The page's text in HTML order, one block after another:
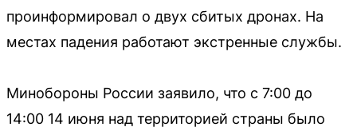
проинформировал о двух сбитых дронах. На
местах падения работают экстренные службы.
Минобороны России заявило, что с 7:00 до
14:00 14 июня над территорией страны было